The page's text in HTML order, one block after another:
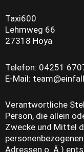
Taxi600
Lehmweg 66
27318 Hoya
Telefon: 04251
E-Mail:
Verantwortliche
Person, die allein
Zwecke und Mittel
Adressen o. Ä.)